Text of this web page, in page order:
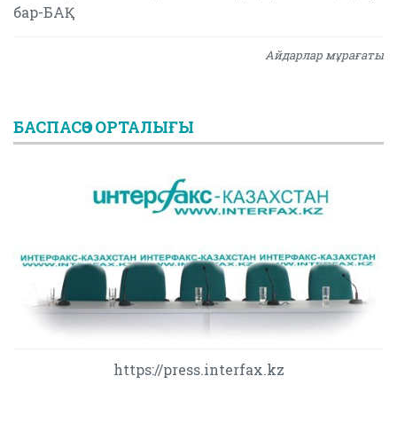
бар-БАҚ
Айдарлар мұрағаты
БАСПАСӨЗ ОРТАЛЫҒЫ
https://press.interfax.kz